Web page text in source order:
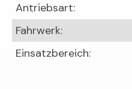
Antriebsart:
Fahrwerk:
Einsatzbereich: